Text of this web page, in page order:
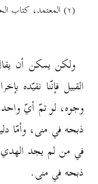
(۲) المعتمد، كتاب الحجّ، ج٥، ص۲۱٠.
ولكن يمكن أن
القبيل فإنّنا
وجوه، لو تمّ أيّ
ذبحه في منى، وأمّا
في من لم يجد
ذبحه في منى.